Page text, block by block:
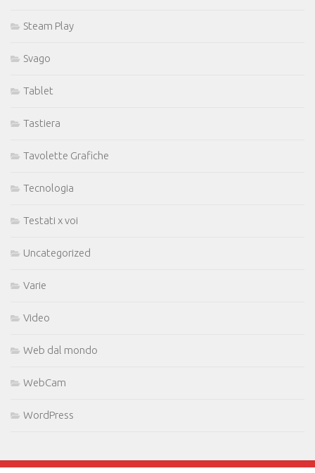
Steam Play
Svago
Tablet
Tastiera
Tavolette Grafiche
Tecnologia
Testati x voi
Uncategorized
Varie
Video
Web dal mondo
WebCam
WordPress